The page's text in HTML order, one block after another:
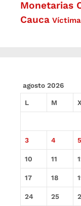
Monetarias
Cauca
agosto 2026
L M X
3 4 5
10 11
17 18
24 25